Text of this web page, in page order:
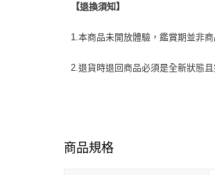
【退換須知】
1.本商品未開放體驗，鑑賞期並非
2.退貨時退回商品必須是全新狀態
商品規格